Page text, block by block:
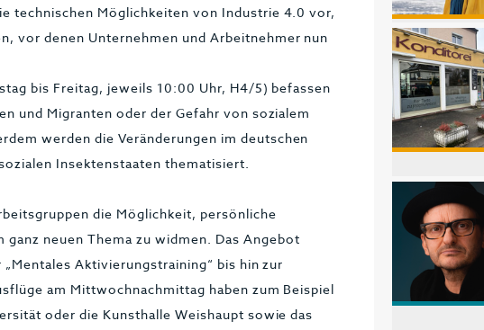
technischen Möglichkeiten von Industrie 4.0 vor,
vor denen Unternehmen und Arbeitnehmer nun
bis Freitag, jeweils 10:00 Uhr, H4/5) befassen
und Migranten oder der Gefahr von sozialem
werden die Veränderungen im deutschen
Insektenstaaten thematisiert.
die Möglichkeit, persönliche
neuen Thema zu widmen. Das Angebot
Aktivierungstraining“ bis hin zur
am Mittwochnachmittag haben zum Beispiel
oder die Kunsthalle Weishaupt sowie das